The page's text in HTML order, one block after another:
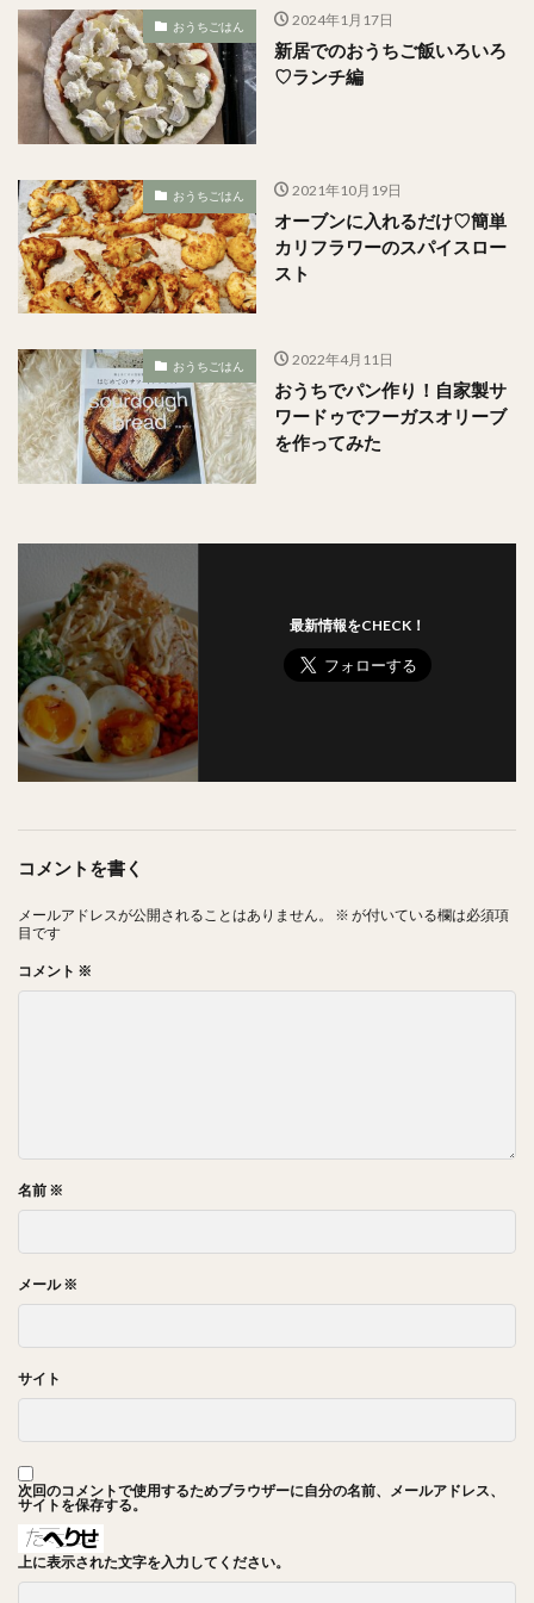
おうちごはん 2024年1月17日
新居でのおうちご飯いろいろ
♡ランチ編
おうちごはん 2021年10月19日
オーブンに入れるだけ♡簡単
カリフラワーのスパイスロー
スト
おうちごはん 2022年4月11日
おうちでパン作り！自家製サ
ワードゥでフーガスオリーブ
を作ってみた
最新情報をCHECK！
コメントを書く
メールアドレスが公開されることはありません。 ※ が付いている欄は必須項
目です
コメント ※
名前 ※
メール※
サイト
次回のコメントで使用するためブラウザーに自分の名前、メールアドレス、
サイトを保存する。
上に表示された文字を入力してください。